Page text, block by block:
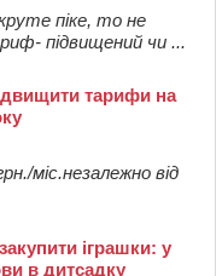
піке, то не
підвищений чи ...
тарифи на
міс.незалежно від
іграшки: у
в дитсадку